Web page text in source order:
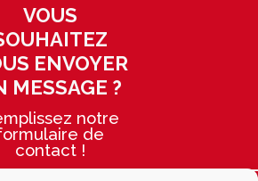
VOUS
ENVOYER
MESSAGE ?
notre
de
contact !